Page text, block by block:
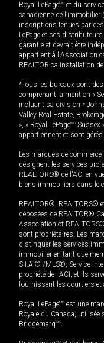
Royal LePageMD et du
canadienne de
inscriptions tenues par
LePage et ses
garantie et devrait être
appartient à l'Association
REALTOR.ca Installation
*Tous les bureaux sont
comprenant la mention «
incluant sa division «
Valley Real Estate,
», « Royal LePageMD Sussex
appartiennent et sont
Les marques de
désignent les services
REALTORS® de l'ACI en
biens immobiliers dans le
REALTOR®, REALTORS®
déposées de REALTOR®
Association of
sont propriétaires. Les
distinguer les services
immobilier en tant que
S.I.A.® /MLS®, Service
propriété de l'ACI, et ils
fournissent les courtiers et
Royal LePageMD est une
Royale du Canada,
BridgemarqMD.
MD